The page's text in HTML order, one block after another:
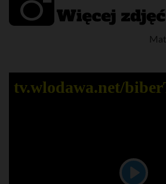
tv.wlodawa.net/